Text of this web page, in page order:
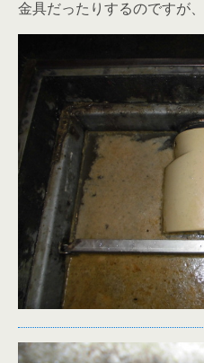
金具だったりするのですが、